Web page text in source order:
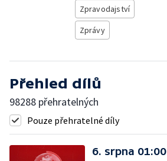
Zpravodajství
Zprávy
Přehled dílů
98288 přehratelných
Pouze přehratelné díly
6. srpna 01:00